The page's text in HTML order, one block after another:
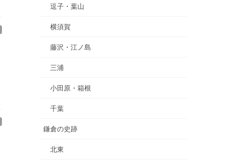
逗子・葉山
横須賀
藤沢・江ノ島
三浦
小田原・箱根
千葉
鎌倉の史跡
北東